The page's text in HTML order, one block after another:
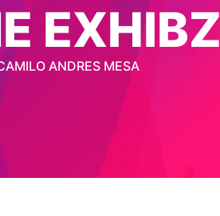
EXHIBZ
ANDRES MESA